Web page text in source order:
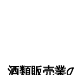
酒類販売業